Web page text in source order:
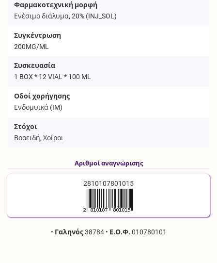
Φαρμακοτεχνική μορφή
Ενέσιμο διάλυμα, 20% (INJ_SOL)
Συγκέντρωση
200MG/ML
Συσκευασία
1 BOX * 12 VIAL * 100 ML
Οδοί χορήγησης
Ενδομυϊκά (IM)
Στόχοι
Βοοειδή, Χοίροι
Αριθμοί αναγνώρισης
2810107801015
• Γαληνός38784 • Ε.Ο.Φ. 010780101